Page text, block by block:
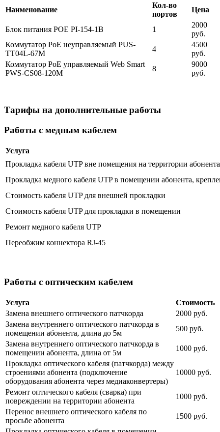
Наименование
Кол-во
портов
Цена
Блок питания POE PI-154-1B 1
2000
руб.
Коммутатор PoE неуправляемый PUS-
TT04L-67M
4
4500
руб.
Коммутатор PoE управляемый Web Smart
PWS-CS08-120M
8
9000
руб.
Тарифы на дополнительные работы
Работы с медным кабелем
Услуга
Прокладка кабеля UTP вне помещения на территории
Прокладка медного кабеля UTP в помещении абонента,
Стоимость кабеля UTP для внешней прокладки
Стоимость кабеля UTP для прокладки в помещении
Ремонт медного кабеля UTP
Переобжим коннектора RJ-45
Работы с оптическим кабелем
Услуга
Стоимость
Замена внешнего оптического патчкорда
2000 руб.
Замена внутреннего оптического патчкорда в
помещении абонента, длина до 5м
500 руб.
Замена внутреннего оптического патчкорда в
помещении абонента, длина от 5м
1000 руб.
Прокладка оптического кабеля (патчкорда) между
строениями абонента (подключение
оборудования абонента через медиаконвертеры)
10000 руб.
Ремонт оптического кабеля (сварка) при
повреждении на территории абонента
1000 руб.
Перенос внешнего оптического кабеля по
просьбе абонента
1500 руб.